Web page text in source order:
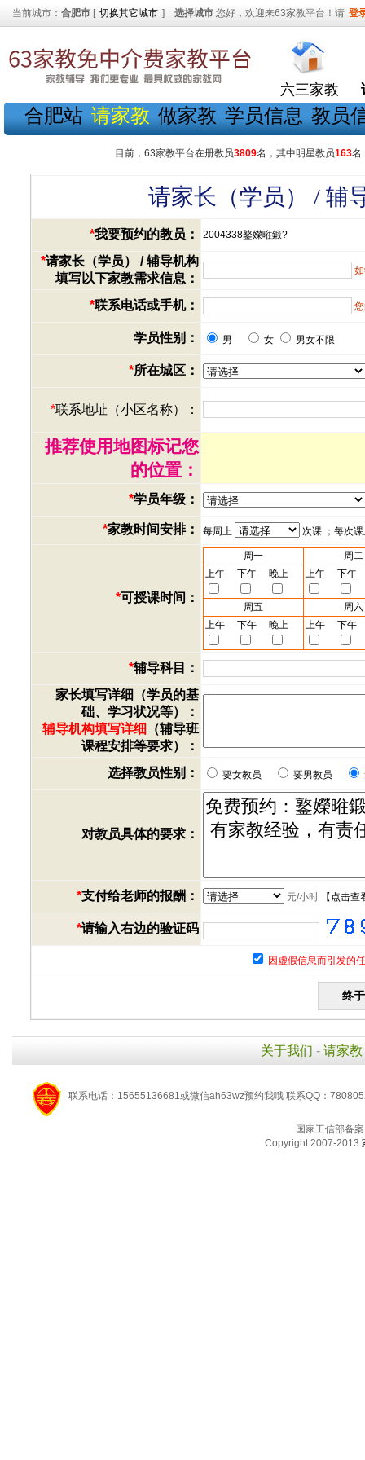
当前城市： 合肥市 [ 切换其它城市 ] 选择城市 您好，欢迎来63家教平台！请 登
六三家教
合肥站 请家教 做家教 学员信息 教员
目前，63家教平台在册教员3809名，其中明星教员163名
请家长（学员） / 辅
*我要预约的教员： 2004338鐜嬫暀鍛?
*请家长（学员） / 辅导机构
填写以下家教需求信息：
*联系电话或手机：
学员性别： 男 女 男女不限
*所在城区：
*联系地址（小区名称）：
推荐使用地图标记您
的位置：
*学员年级：
*家教时间安排： 每周上 次课 ；每次
*可授课时间：
周一
周二
上午
下午 晚上 上午 下午
周五
周六
上午
下午 晚上 上午 下午
*辅导科目：
家长填写详细（学员的基
础、学习状况等）：
辅导机构填写详细 （辅导班
课程安排等要求）：
选择教员性别：
要女教员 要男教员
对教员具体的要求：
*支付给老师的报酬： 元/小时【 点击查
*请输入右边的验证码
因虚假信息而引发的
关于我们 - 请家教
联系电话：15655136681或微信ah63wz预约我哦 联系QQ：
国家工信部备
Copyright 2007-2013